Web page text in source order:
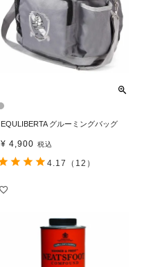
EQULIBERTA グルーミングバッグ
¥ 4,900 税込
4.17 （12）